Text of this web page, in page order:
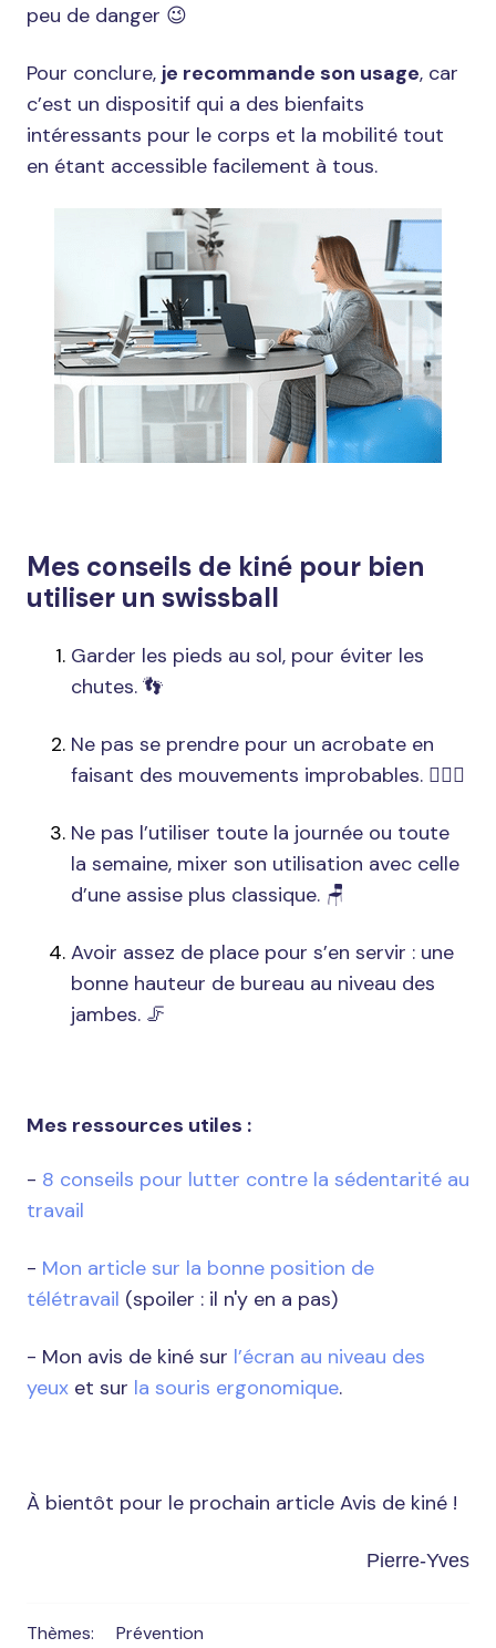
peu de danger 😉
Pour conclure, je recommande son usage, car
c’est un dispositif qui a des bienfaits
intéressants pour le corps et la mobilité tout
en étant accessible facilement à tous.
Mes conseils de kiné pour bien
utiliser un swissball
Garder les pieds au sol, pour éviter les
chutes. 👣
Ne pas se prendre pour un acrobate en
faisant des mouvements improbables. 🤸🏼‍♂️
Ne pas l’utiliser toute la journée ou toute
la semaine, mixer son utilisation avec celle
d’une assise plus classique. 🪑
Avoir assez de place pour s’en servir : une
bonne hauteur de bureau au niveau des
jambes. 🦵
Mes ressources utiles :
- 8 conseils pour lutter contre la sédentarité au
travail
- Mon article sur la bonne position de
télétravail (spoiler : il n'y en a pas)
- Mon avis de kiné sur l’écran au niveau des
yeux et sur la souris ergonomique.
À bientôt pour le prochain article Avis de kiné !
Pierre-Yves
Thèmes: Prévention